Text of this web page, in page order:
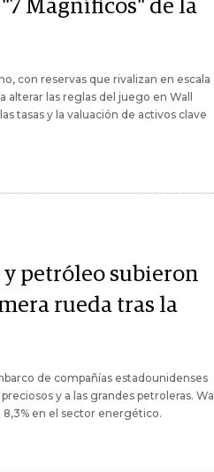
Magníficos" de la
con reservas que rivalizan en escala
las reglas del juego en Wall
tasas y la valuación de activos clave
y petróleo subieron
rueda tras la
de compañías estadounidenses
y a las grandes petroleras. Wall
en el sector energético.